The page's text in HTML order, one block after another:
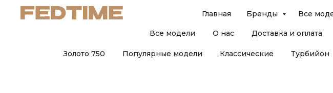
Все модели О нас Доставка и оплата
Главная Бренды Все
Золото 750 Популярные модели Классические Турбийон